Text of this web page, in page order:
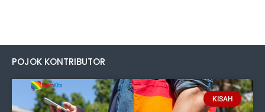
POJOK KONTRIBUTOR
KISAH